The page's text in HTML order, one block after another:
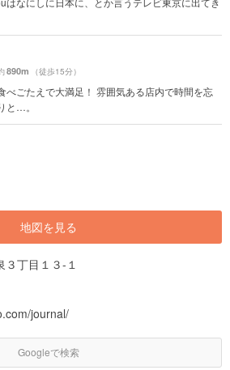
890m （徒歩15分）
べごたえで大満足！ 雰囲気ある店内で時間を忘
と…。
地図を見る
丁目１３-１
journal/
Googleで検索